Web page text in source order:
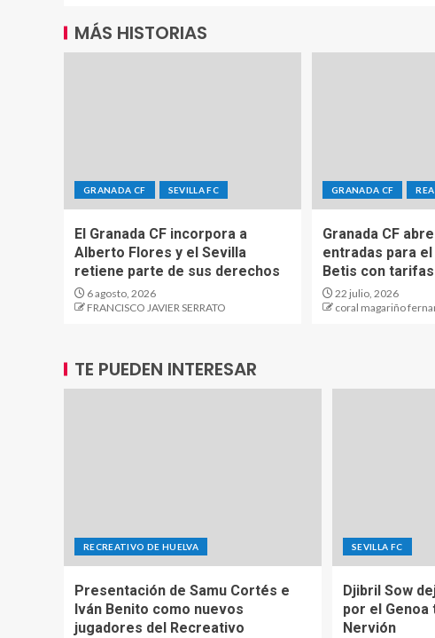
MÁS HISTORIAS
GRANADA CF SEVILLA FC
El Granada CF incorpora a
Alberto Flores y el Sevilla
retiene parte de sus derechos
6 agosto, 2026
FRANCISCO JAVIER SERRATO
GRANADA CF
Granada CF
entradas para
Betis con
22 julio, 2026
coral magariño
TE PUEDEN INTERESAR
RECREATIVO DE HUELVA
Presentación de Samu Cortés e
Iván Benito como nuevos
jugadores del Recreativo
SEVILLA FC
Djibril Sow
por el
Nervión